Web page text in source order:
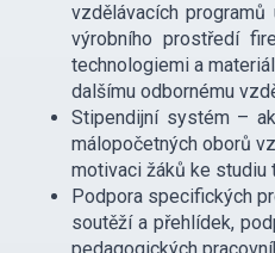
vzdělávacích
výrobního prostředí
technologiemi a
dalšímu odbornému
Stipendijní systém –
málopočetných oborů
motivaci žáků ke studiu
Podpora specifických
soutěží a přehlídek,